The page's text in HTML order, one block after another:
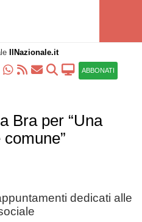
IlNazionale.it
ABBONATI
Bra per “Una
dedicati alle